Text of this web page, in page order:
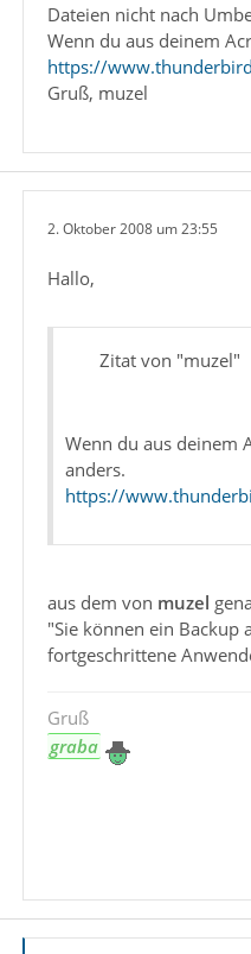
Dateien nicht nach
Wenn du aus deinem
https://
Gruß, muzel
2. Oktober 2008 um 23:55
Hallo,
Zitat von "muzel"
Wenn du aus deinem
anders.
https://
aus dem von muzel
"Sie können ein Backup
fortgeschrittene
Gruß
graba